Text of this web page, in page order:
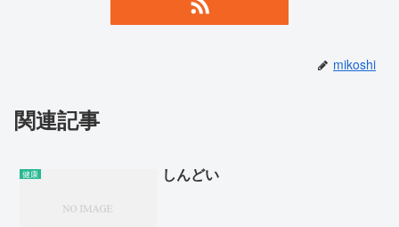
mikoshi
関連記事
健康 しんどい